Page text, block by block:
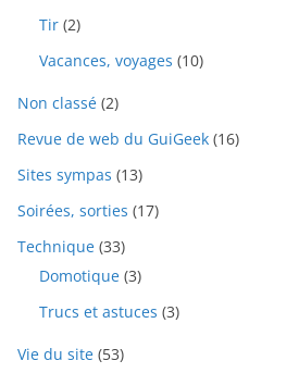
Tir (2)
Vacances, voyages (10)
Non classé (2)
Revue de web du GuiGeek (16)
Sites sympas (13)
Soirées, sorties (17)
Technique (33)
Domotique (3)
Trucs et astuces (3)
Vie du site (53)